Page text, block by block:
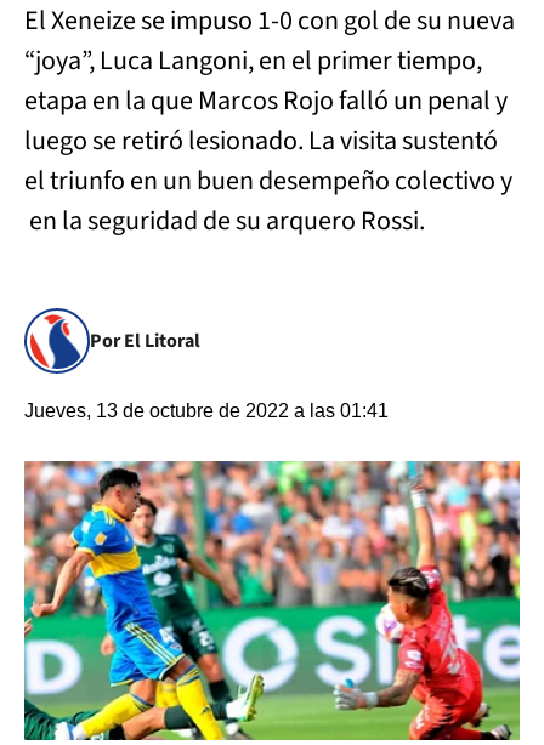
El Xeneize se impuso 1-0 con gol de su nueva
“joya”, Luca Langoni, en el primer tiempo,
etapa en la que Marcos Rojo falló un penal y
luego se retiró lesionado. La visita sustentó
el triunfo en un buen desempeño colectivo y
en la seguridad de su arquero Rossi.
Por El Litoral
Jueves, 13 de octubre de 2022 a las 01:41